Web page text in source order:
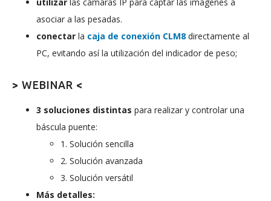
asociar a las pesadas.
conectar la caja de conexión CLM8 directamente al
PC, evitando así la utilización del indicador de peso;
> WEBINAR <
3 soluciones distintas para realizar y controlar una
báscula puente:
1. Solución sencilla
2. Solución avanzada
3. Solución versátil
Más detalles: